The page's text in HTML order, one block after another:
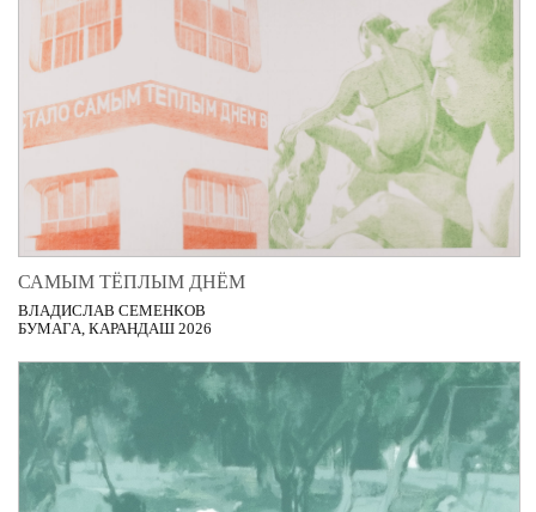
САМЫМ ТЁПЛЫМ ДНЁМ
ВЛАДИСЛАВ СЕМЕНКОВ
БУМАГА, КАРАНДАШ 2026